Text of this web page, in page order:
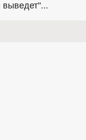
выведет"...